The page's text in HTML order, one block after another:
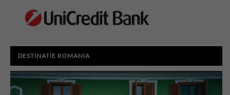
DESTINATIE ROMANIA